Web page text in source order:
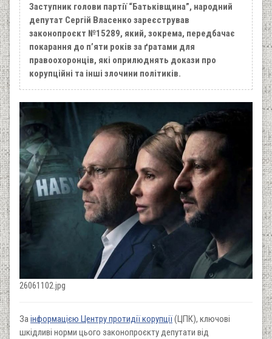
Заступник голови партії “Батьківщина”, народний
депутат Сергій Власенко зареєстрував
законопроєкт №15289, який, зокрема, передбачає
покарання до пʼяти років за ґратами для
правоохоронців, які оприлюднять докази про
корупційні та інші злочини політиків.
26061102.jpg
Заінформацією Центру протидії корупції(ЦПК), ключові
шкідливі норми цього законопроєкту депутати від